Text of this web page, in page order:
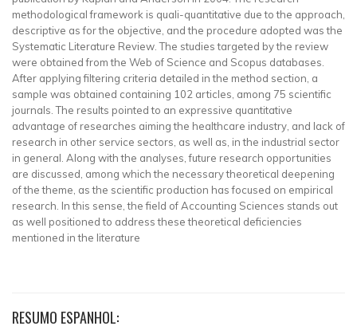
methodological framework is quali-quantitative due to the approach,
descriptive as for the objective, and the procedure adopted was the
Systematic Literature Review. The studies targeted by the review
were obtained from the Web of Science and Scopus databases.
After applying filtering criteria detailed in the method section, a
sample was obtained containing 102 articles, among 75 scientific
journals. The results pointed to an expressive quantitative
advantage of researches aiming the healthcare industry, and lack of
research in other service sectors, as well as, in the industrial sector
in general. Along with the analyses, future research opportunities
are discussed, among which the necessary theoretical deepening
of the theme, as the scientific production has focused on empirical
research. In this sense, the field of Accounting Sciences stands out
as well positioned to address these theoretical deficiencies
mentioned in the literature
RESUMO ESPANHOL: